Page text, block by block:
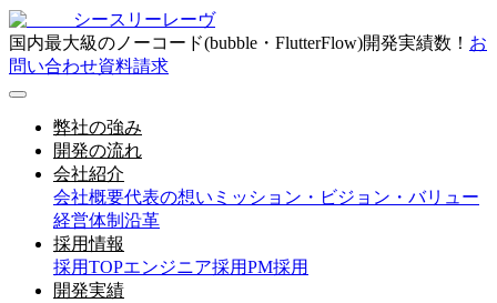
シースリーレーヴ
国内最大級のノーコード(bubble・FlutterFlow)開発実績数！ お
問い合わせ資料請求
弊社の強み
開発の流れ
会社紹介
会社概要代表の想い ミッション・ビジョン・バリュー
経営体制 沿革
採用情報
採用TOPエンジニア採用PM採用
開発実績